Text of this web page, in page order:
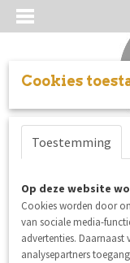
Inloggen Registreren
Cookies
Toestemming
Op deze website
Cookies worden door
van sociale media-
advertenties. Daarnaast
analysepartners